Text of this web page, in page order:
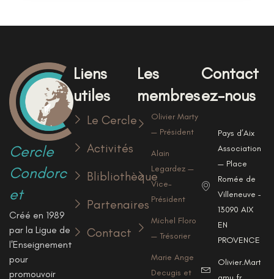
Cercle
Condorc
et
Créé en 1989
par la Ligue de
l'Enseignement
pour
promouvoir
Liens
utiles
Le Cercle
Activités
Blibliothèque
Partenaires
Contact
Les
membres
Olivier Marty
— Président
Alain
Legardez —
Vice-
Président
Michel Floro
— Trésorier
Marie Ange
Decugis et
Contact
ez-nous
Pays d’Aix
Associations
— Place
Romée de
Villeneuve —
13090 AIX
EN
PROVENCE